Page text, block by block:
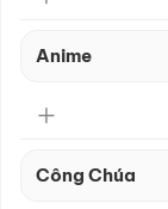
Anime
Công Chúa